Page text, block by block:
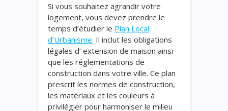
Si vous souhaitez agrandir votre
logement, vous devez prendre le
temps d’étudier le Plan Local
d’Urbanisme. Il inclut les obligations
légales d’ extension de maison ainsi
que les réglementations de
construction dans votre ville. Ce plan
prescrit les normes de construction,
les matériaux et les couleurs à
privilégier pour harmoniser le milieu